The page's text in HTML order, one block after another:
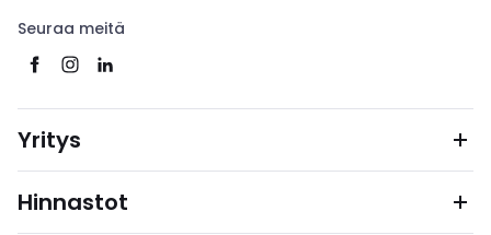
Seuraa meitä
Yritys
Hinnastot